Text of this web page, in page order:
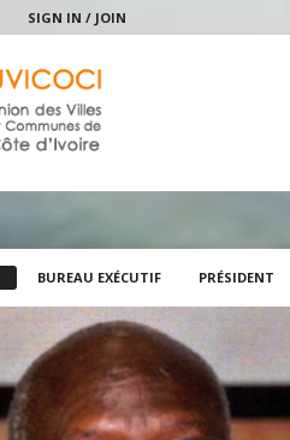
SIGN IN / JOIN
BUREAU EXÉCUTIF PRÉSIDENT